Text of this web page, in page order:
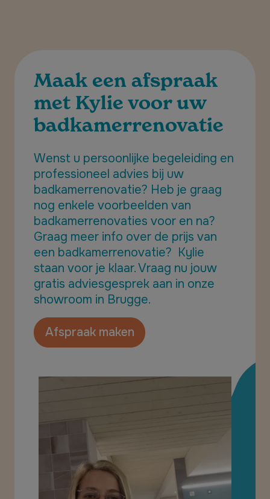
Maak een afspraak
met Kylie voor uw
badkamerrenovatie
Wenst u persoonlijke begeleiding en
professioneel advies bij uw
badkamerrenovatie? Heb je graag
nog enkele voorbeelden van
badkamerrenovaties voor en na?
Graag meer info over de prijs van
een badkamerrenovatie? Kylie
staan voor je klaar. Vraag nu jouw
gratis adviesgesprek aan in onze
showroom in Brugge.
Afspraak maken